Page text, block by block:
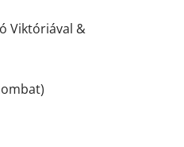
Viktóriával &